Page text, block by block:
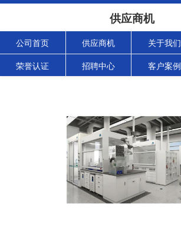
供应商机
公司首页 供应商机 关于我们
荣誉认证 招聘中心 客户案例